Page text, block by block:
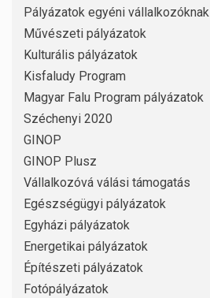
Pályázatok egyéni vállalkozóknak
Művészeti pályázatok
Kulturális pályázatok
Kisfaludy Program
Magyar Falu Program pályázatok
Széchenyi 2020
GINOP
GINOP Plusz
Vállalkozóvá válási támogatás
Egészségügyi pályázatok
Egyházi pályázatok
Energetikai pályázatok
Építészeti pályázatok
Fotópályázatok